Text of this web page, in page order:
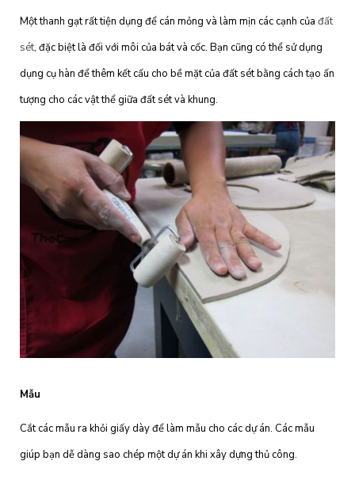
Một thanh gạt rất tiện dụng để cán mỏng và làm mịn các cạnh của đất
sét, đặc biệt là đối với môi của bát và cốc. Bạn cũng có thể sử dụng
dụng cụ hàn để thêm kết cấu cho bề mặt của đất sét bằng cách tạo ấn
tượng cho các vật thể giữa đất sét và khung.
Mẫu
Cắt các mẫu ra khỏi giấy dày để làm mẫu cho các dự án. Các mẫu
giúp bạn dễ dàng sao chép một dự án khi xây dựng thủ công.